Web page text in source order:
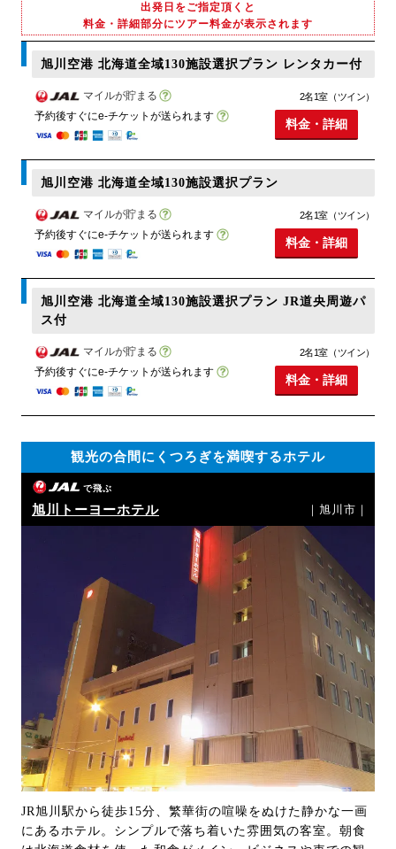
出発日をご指定頂くと
料金・詳細部分にツアー料金が表示されます
旭川空港 北海道全域130施設選択プラン レンタカー付
マイルが貯まる
予約後すぐにe-チケットが送られます
2名1室（ツイン）
料金・詳細
旭川空港 北海道全域130施設選択プラン
マイルが貯まる
予約後すぐにe-チケットが送られます
2名1室（ツイン）
料金・詳細
旭川空港 北海道全域130施設選択プラン JR道央周遊パ
ス付
マイルが貯まる
予約後すぐにe-チケットが送られます
2名1室（ツイン）
料金・詳細
観光の合間にくつろぎを満喫するホテル
で飛ぶ
旭川トーヨーホテル ｜旭川市｜
JR旭川駅から徒歩15分、繁華街の喧噪をぬけた静かな一画
にあるホテル。シンプルで落ち着いた雰囲気の客室。朝食